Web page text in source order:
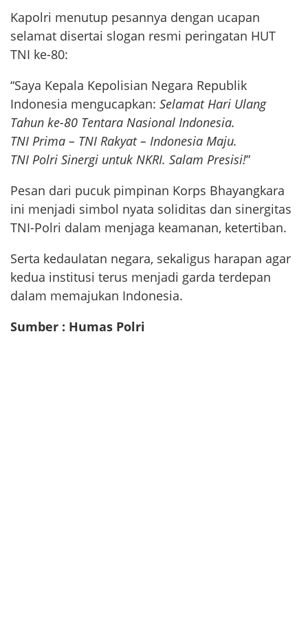
Kapolri menutup pesannya dengan ucapan
selamat disertai slogan resmi peringatan HUT
TNI ke-80:
“Saya Kepala Kepolisian Negara Republik
Indonesia mengucapkan: Selamat Hari Ulang
Tahun ke-80 Tentara Nasional Indonesia.
TNI Prima – TNI Rakyat – Indonesia Maju.
TNI Polri Sinergi untuk NKRI. Salam Presisi!”
Pesan dari pucuk pimpinan Korps Bhayangkara
ini menjadi simbol nyata soliditas dan sinergitas
TNI-Polri dalam menjaga keamanan, ketertiban.
Serta kedaulatan negara, sekaligus harapan agar
kedua institusi terus menjadi garda terdepan
dalam memajukan Indonesia.
Sumber : Humas Polri